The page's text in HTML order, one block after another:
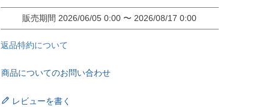
販売期間 2026/06/05 0:00 〜 2026/08/17 0:00
返品特約について
商品についてのお問い合わせ
レビューを書く